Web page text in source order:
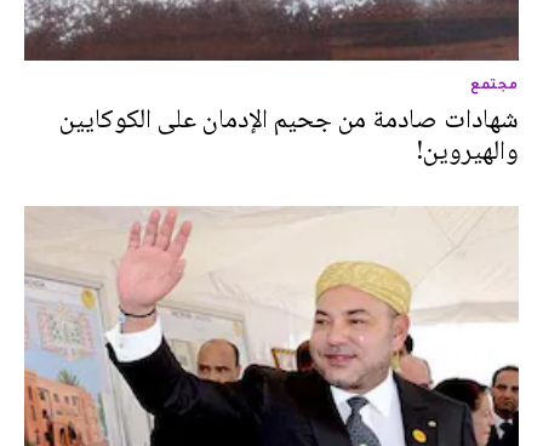
مجتمع
شهادات صادمة من جحيم الإدمان على الكوكايين
والهيروين!